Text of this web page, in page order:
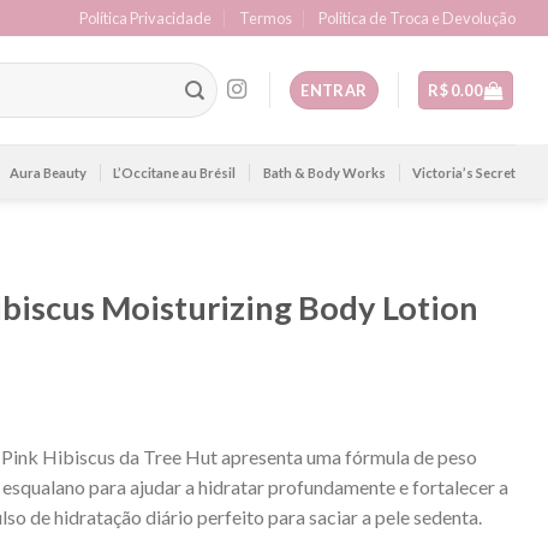
Política Privacidade Termos Politica de Troca e Devolução
ENTRAR R$0.00
Aura Beauty L’Occitane au Brésil Bath & Body Works Victoria’s Secret
Moisturizing Body Lotion
Hibiscus da Tree Hut apresenta uma fórmula de peso
para ajudar a hidratar profundamente e fortalecer a
de hidratação diário perfeito para saciar a pele sedenta.